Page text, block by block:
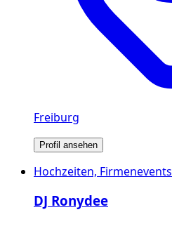
Freiburg
Profil ansehen
Hochzeiten, Firmenevents
DJ Ronydee